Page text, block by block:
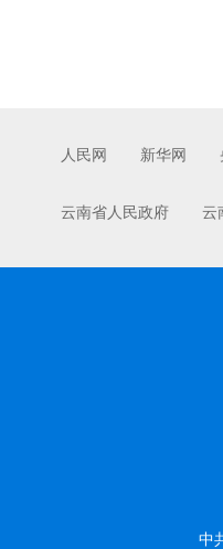
人民网 新华网
云南省人民政府 云
中